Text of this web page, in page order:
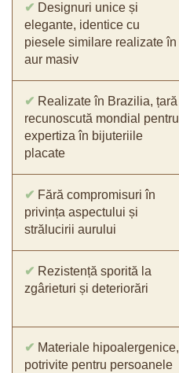
✔ Designuri unice și
elegante, identice cu
piesele similare realizate în
aur masiv
✔ Realizate în Brazilia, țară
recunoscută mondial pentru
expertiza în bijuteriile
placate
✔ Fără compromisuri în
privința aspectului și
strălucirii aurului
✔ Rezistență sporită la
zgârieturi și deteriorări
✔ Materiale hipoalergenice,
potrivite pentru persoanele